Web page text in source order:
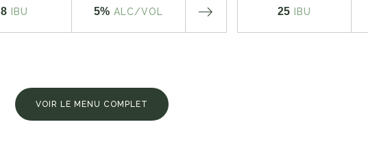
8 IBU 5% ALC/VOL 25 IBU
VOIR LE MENU COMPLET